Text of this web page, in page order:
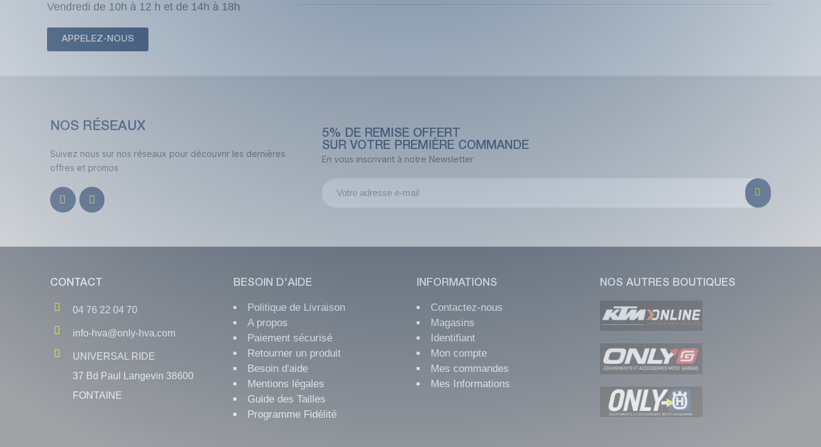
Vendredi de 10h à 12 h et de 14h à 18h
APPELEZ-NOUS
NOS RÉSEAUX
Suivez nous sur nos réseaux pour découvrir les dernières
offres et promos
5% DE REMISE OFFERT
SUR VOTRE PREMIÈRE COMMANDE
En vous inscrivant à notre Newsletter
CONTACT
04 76 22 04 70
info-hva@only-hva.com
UNIVERSAL RIDE
37 Bd Paul Langevin 38600
FONTAINE
BESOIN D'AIDE
Politique de Livraison
A propos
Paiement sécurisé
Retourner un produit
Besoin d'aide
Mentions légales
Guide des Tailles
Programme Fidélité
INFORMATIONS
Contactez-nous
Magasins
Identifiant
Mon compte
Mes commandes
Mes Informations
NOS AUTRES BOUTIQUES